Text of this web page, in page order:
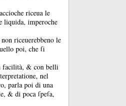
riceua le
liquida, imperoche
riceuerebbeno le
poi, che ſi
facilità, & con belli
nel
parla poi di una
& di poca ſpeſa,